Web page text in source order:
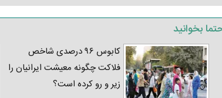
بخوانید
کابوس ۹۶ درصدی شاخص
فلاکت چگونه معیشت ایرانیان را
زیر و رو کرده است؟